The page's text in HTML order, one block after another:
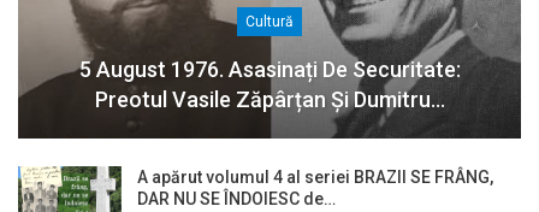
Cultură
5 August 1976. Asasinați De Securitate:
Preotul Vasile Zăpârțan Și Dumitru…
A apărut volumul 4 al seriei BRAZII SE FRÂNG,
DAR NU SE ÎNDOIESC de…